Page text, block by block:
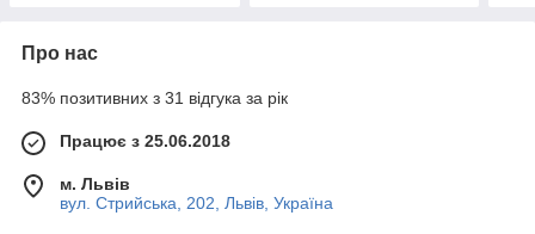
Про нас
83% позитивних з 31 відгука за рік
Працює з 25.06.2018
м. Львів
вул. Стрийська, 202, Львів, Україна